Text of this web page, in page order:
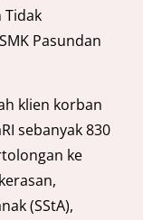
Tidak
Pasundan
klien korban
sebanyak 830
ke
(SStA),